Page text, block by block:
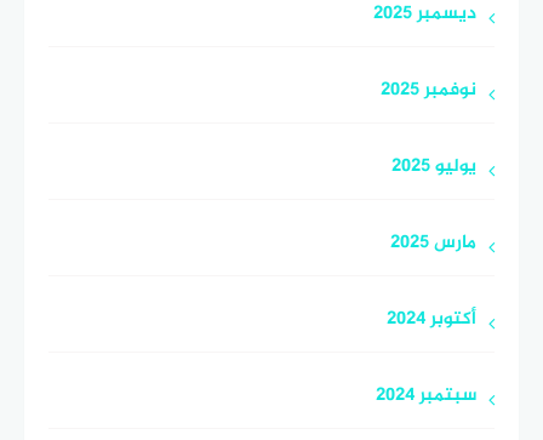
ديسمبر 2025
نوفمبر 2025
يوليو 2025
مارس 2025
أكتوبر 2024
سبتمبر 2024